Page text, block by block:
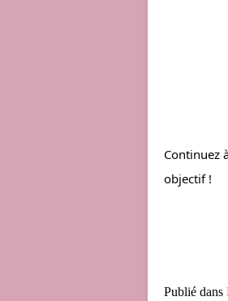
Continuez
objectif !
Publié dans